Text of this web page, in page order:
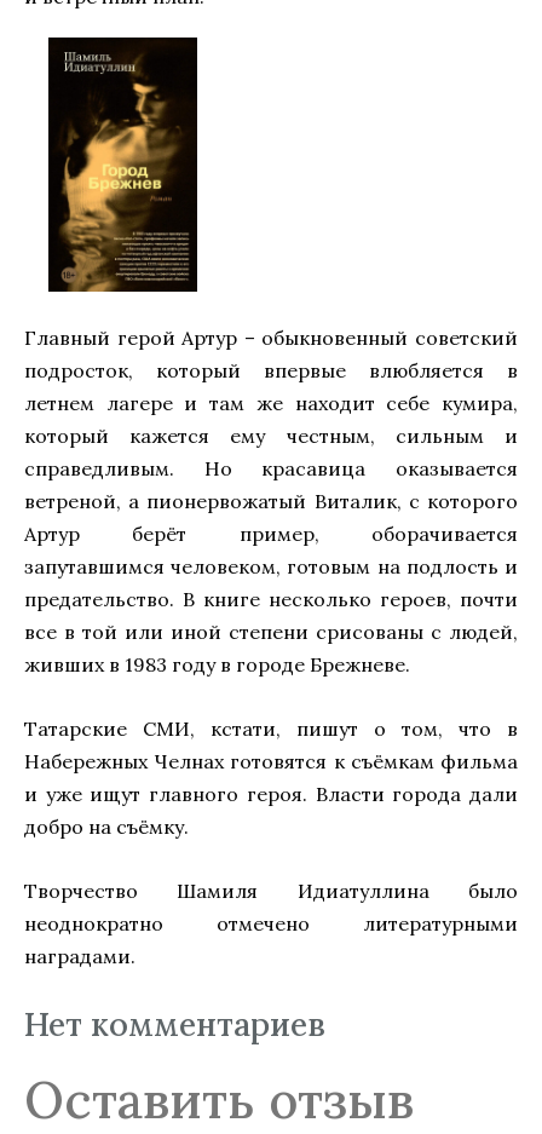
Главный герой Артур – обыкновенный советский
подросток, который впервые влюбляется в
летнем лагере и там же находит себе кумира,
который кажется ему честным, сильным и
справедливым. Но красавица оказывается
ветреной, а пионервожатый Виталик, с которого
Артур берёт пример, оборачивается
запутавшимся человеком, готовым на подлость и
предательство. В книге несколько героев, почти
все в той или иной степени срисованы с людей,
живших в 1983 году в городе Брежневе.
Татарские СМИ, кстати, пишут о том, что в
Набережных Челнах готовятся к съёмкам фильма
и уже ищут главного героя. Власти города дали
добро на съёмку.
Творчество Шамиля Идиатуллина было
неоднократно отмечено литературными
наградами.
Нет комментариев
Оставить отзыв